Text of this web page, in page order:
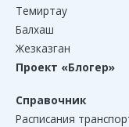
Темиртау
Балхаш
Жезказган
Проект «Блогер»
Справочник
Расписания